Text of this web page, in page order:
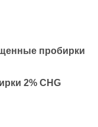
пробирки
2% CHG